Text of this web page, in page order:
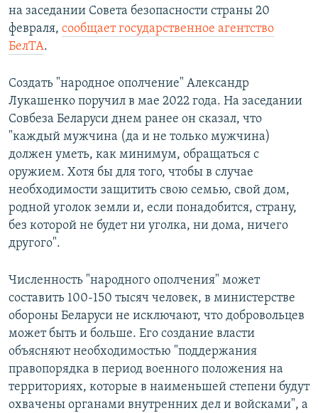
на заседании Совета безопасности страны 20
февраля, сообщает государственное агентство
БелТА.
Создать "народное ополчение" Александр
Лукашенко поручил в мае 2022 года. На заседании
Совбеза Беларуси днем ранее он сказал, что
"каждый мужчина (да и не только мужчина)
должен уметь, как минимум, обращаться с
оружием. Хотя бы для того, чтобы в случае
необходимости защитить свою семью, свой дом,
родной уголок земли и, если понадобится, страну,
без которой не будет ни уголка, ни дома, ничего
другого".
Численность "народного ополчения" может
составить 100-150 тысяч человек, в министерстве
обороны Беларуси не исключают, что добровольцев
может быть и больше. Его создание власти
объясняют необходимостью "поддержания
правопорядка в период военного положения на
территориях, которые в наименьшей степени будут
охвачены органами внутренних дел и войсками", а